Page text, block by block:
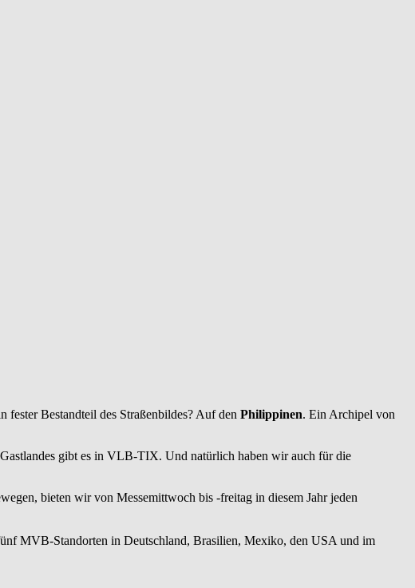
fester Bestandteil des Straßenbildes? Auf den Philippinen. Ein Archipel von
gibt es in VLB-TIX. Und natürlich haben wir auch für die
bieten wir von Messemittwoch bis -freitag in diesem Jahr jeden
MVB-Standorten in Deutschland, Brasilien, Mexiko, den USA und im